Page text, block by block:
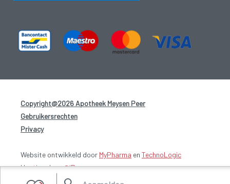
Copyright@2026 Apotheek Meysen Peer
Gebruikersrechten
Privacy-
Website ontwikkeld door MyPharma en TechnoLogic
Hosting door @iPower